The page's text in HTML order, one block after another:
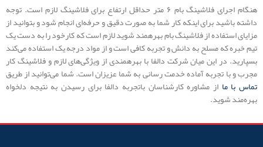
هنگام اجرای فلاشینگ بام ۶ متر حداقل ارتفاع برای فلاشینگ لازم است. توجه
داشته باشید برای اینکه کار شما به صورت دقیق و حرفه‌ای انجام شود و بتوانید از
مزایای استفاده از فلاشینگ بام بهره‏مند شوید لازم است که کارخود را به دست یک
تیم خبره که مسلح به دانش و تجربه کافی است و از مواد درجه یک استفاده می‌کند
بسپارید. در این میان شرکت دالفا با بهره‏مندی از ویژگی‌های لازم و فلاشینگ کار
مجرب و با تجربه آماده خدمت رسانی به شما عزیزان است. شما می‌توانید از طریق
تماس با ما از مشاوره کارشناسان باتجربه دالفا برای رسیدن به نتیجه دلخواه
بهره‌مند شوید.